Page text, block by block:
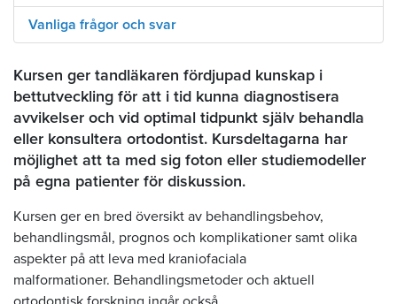
Vanliga frågor och svar
Kursen ger tandläkaren fördjupad kunskap i
bettutveckling för att i tid kunna diagnostisera
avvikelser och vid optimal tidpunkt själv behandla
eller konsultera ortodontist. Kursdeltagarna har
möjlighet att ta med sig foton eller studiemodeller
på egna patienter för diskussion.
Kursen ger en bred översikt av behandlingsbehov,
behandlingsmål, prognos och komplikationer samt olika
aspekter på att leva med kraniofaciala
malformationer. Behandlingsmetoder och aktuell